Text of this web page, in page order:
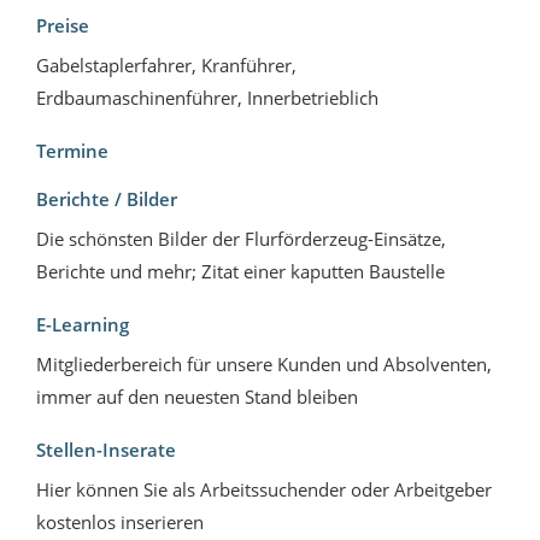
Preise
Gabelstaplerfahrer, Kranführer,
Erdbaumaschinenführer, Innerbetrieblich
Termine
Berichte / Bilder
Die schönsten Bilder der Flurförderzeug-Einsätze,
Berichte und mehr; Zitat einer kaputten Baustelle
E-Learning
Mitgliederbereich für unsere Kunden und Absolventen,
immer auf den neuesten Stand bleiben
Stellen-Inserate
Hier können Sie als Arbeitssuchender oder Arbeitgeber
kostenlos inserieren